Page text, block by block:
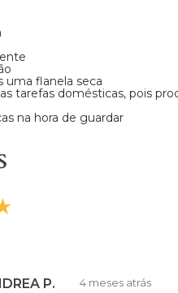
uma flanela seca
tarefas domésticas, pois
na hora de guardar
P. 4 meses atrás